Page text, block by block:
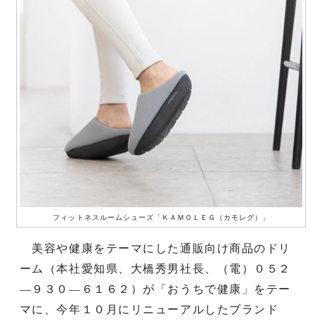
フィットネスルームシューズ「ＫＡＭＯＬＥＧ（カモレグ）」
美容や健康をテーマにした通販向け商品のドリ
ーム（本社愛知県、大橋秀男社長、（電）０５２
―９３０―６１６２）が「おうちで健康」をテー
マに、今年１０月にリニューアルしたブランド